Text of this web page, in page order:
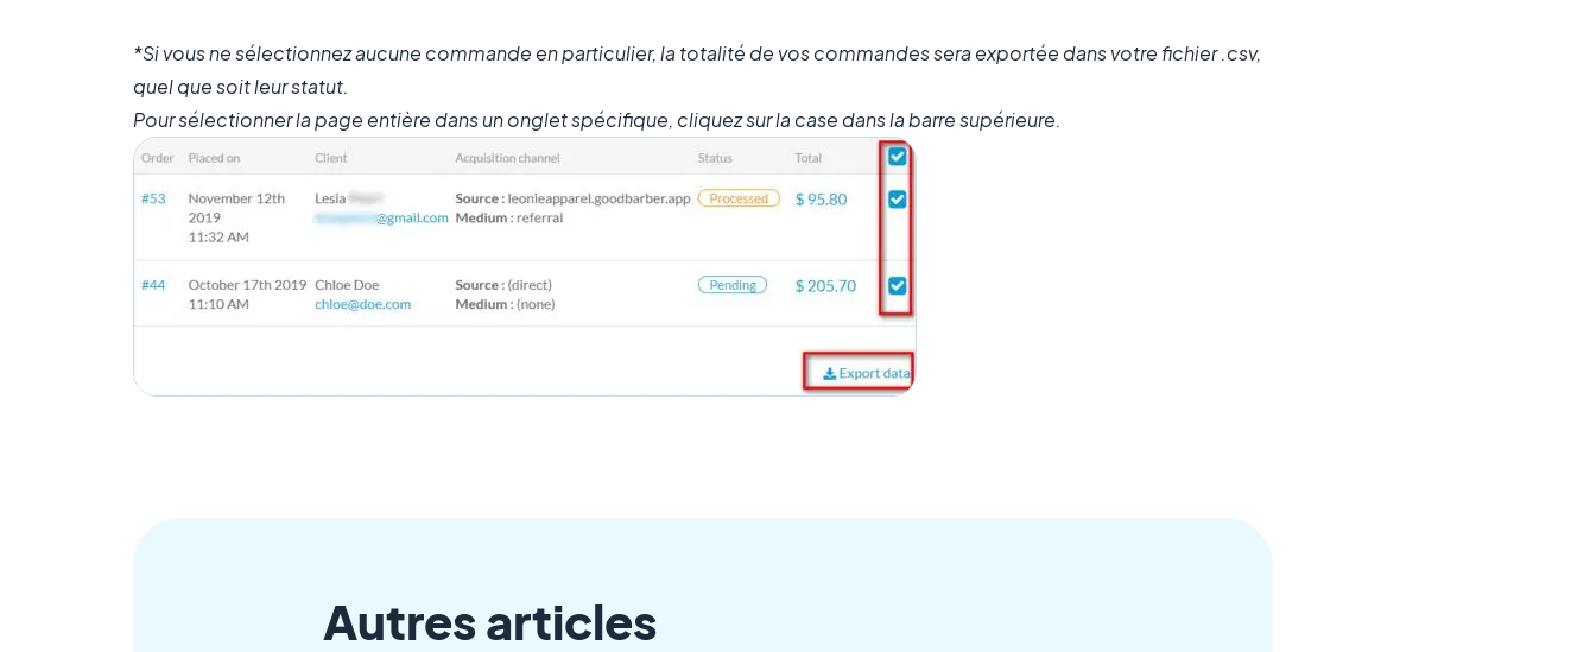
*Si vous ne sélectionnez aucune commande en particulier, la totalité de vos commandes sera exportée dans votre fichier .csv,
quel que soit leur statut.
Pour sélectionner la page entière dans un onglet spécifique, cliquez sur la case dans la barre supérieure.
Autres articles